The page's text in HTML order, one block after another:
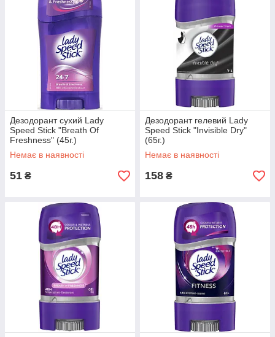
Дезодорант сухий Lady
Speed Stick "Breath Of
Freshness" (45г.)
Немає в наявності
51 ₴
Дезодорант гелевий Lady
Speed Stick "Invisible Dry"
(65г.)
Немає в наявності
158 ₴